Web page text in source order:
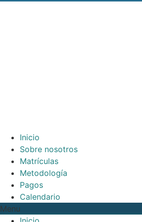
Inicio
Sobre nosotros
Matrículas
Metodología
Pagos
Calendario
Menu